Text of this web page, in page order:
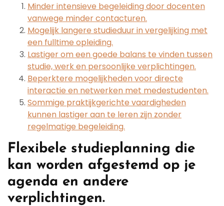
Minder intensieve begeleiding door docenten
vanwege minder contacturen.
Mogelijk langere studieduur in vergelijking met
een fulltime opleiding.
Lastiger om een goede balans te vinden tussen
studie, werk en persoonlijke verplichtingen.
Beperktere mogelijkheden voor directe
interactie en netwerken met medestudenten.
Sommige praktijkgerichte vaardigheden
kunnen lastiger aan te leren zijn zonder
regelmatige begeleiding.
Flexibele studieplanning die
kan worden afgestemd op je
agenda en andere
verplichtingen.